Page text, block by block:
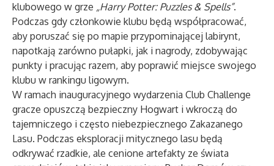
klubowego w grze „Harry Potter: Puzzles & Spells”.
Podczas gdy członkowie klubu będą współpracować,
aby poruszać się po mapie przypominającej labirynt,
napotkają zarówno pułapki, jak i nagrody, zdobywając
punkty i pracując razem, aby poprawić miejsce swojego
klubu w rankingu ligowym.
W ramach inauguracyjnego wydarzenia Club Challenge
gracze opuszczą bezpieczny Hogwart i wkroczą do
tajemniczego i często niebezpiecznego Zakazanego
Lasu. Podczas eksploracji mitycznego lasu będą
odkrywać rzadkie, ale cenione artefakty ze świata